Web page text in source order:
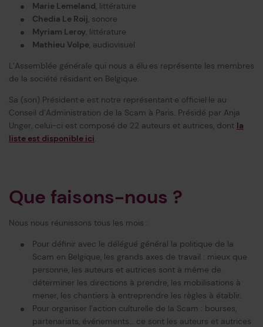
Marie Lemeland, littérature
Chedia Le Roij, sonore
Myriam Leroy, littérature
Mathieu Volpe, audiovisuel
L’Assemblée générale qui nous a élu·es représente les membres
de la société résidant en Belgique.
Sa (son) Président·e est notre représentant·e officiel·le au
Conseil d’Administration de la Scam à Paris. Présidé par Anja
Unger, celui-ci est composé de 22 auteurs et autrices, dont la
liste est disponible ici.
Que faisons-nous ?
Nous nous réunissons tous les mois :
Pour définir avec le délégué général la politique de la
Scam en Belgique, les grands axes de travail : mieux que
personne, les auteurs et autrices sont à même de
déterminer les directions à prendre, les mobilisations à
mener, les chantiers à entreprendre les règles à établir.
Pour organiser l’action culturelle de la Scam : bourses,
partenariats, événements… ce sont les auteurs et autrices